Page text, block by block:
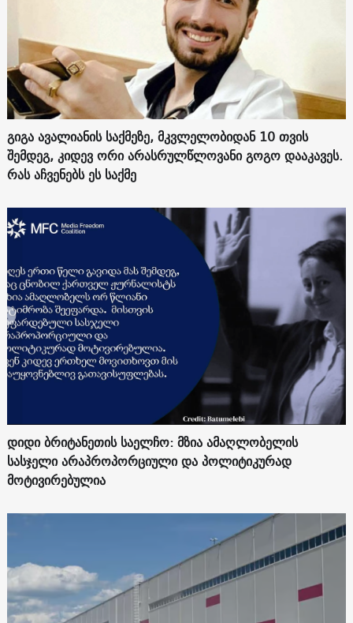
გიგა ავალიანის საქმეზე, მკვლელობიდან 10 თვის
შემდეგ, კიდევ ორი არასრულწლოვანი გოგო დააკავეს.
რას აჩვენებს ეს საქმე
დიდი ბრიტანეთის საელჩო: მზია ამაღლობელის
სასჯელი არაპროპორციული და პოლიტიკურად
მოტივირებულია